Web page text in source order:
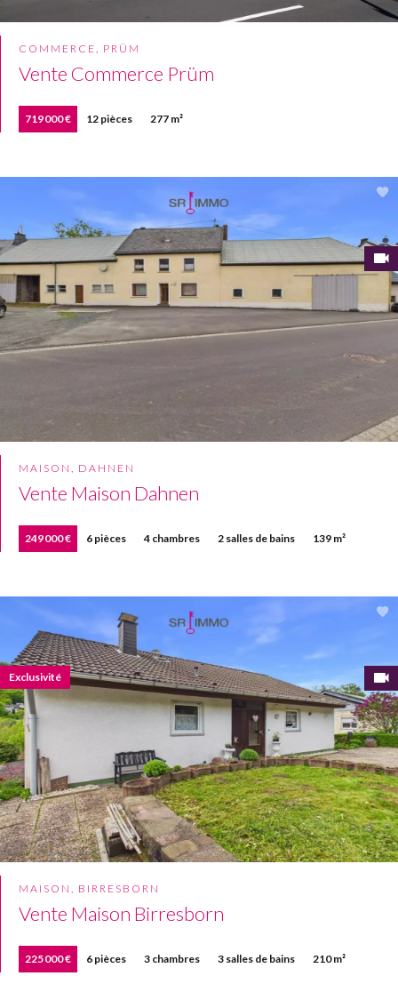
COMMERCE, PRÜM
Vente Commerce Prüm
719 000 € 12 pièces 277 m²
MAISON, DAHNEN
Vente Maison Dahnen
249 000 € 6 pièces 4 chambres 2 salles de bains 139 m²
MAISON, BIRRESBORN
Vente Maison Birresborn
225 000 € 6 pièces 3 chambres 3 salles de bains 210 m²
Exclusivité